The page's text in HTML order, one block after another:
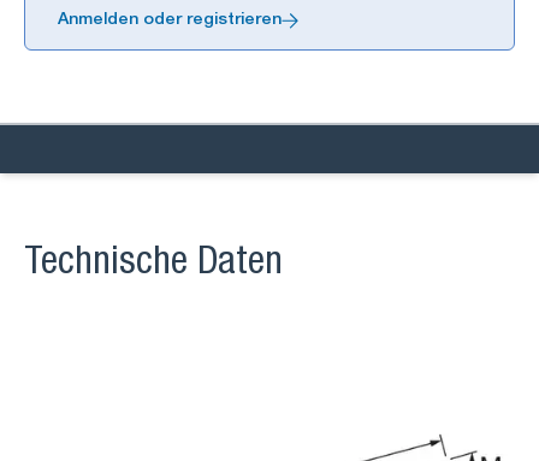
Anmelden oder registrieren
Technische Daten